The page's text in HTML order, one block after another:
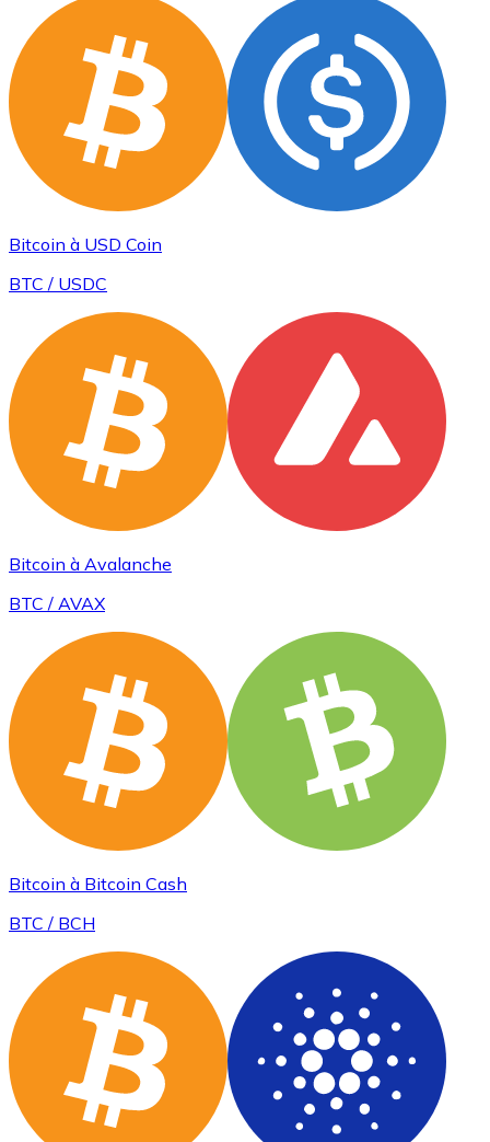
Bitcoin à USD Coin
BTC / USDC
Bitcoin à Avalanche
BTC / AVAX
Bitcoin à Bitcoin Cash
BTC / BCH